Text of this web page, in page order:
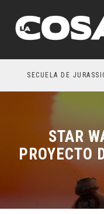
SECUELA DE JURASSIC
STAR
PROYECTO